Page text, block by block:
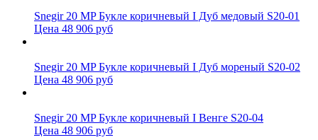
Snegir 20 MP Букле коричневый I Дуб медовый S20-01
Цена 48 906 руб
Snegir 20 MP Букле коричневый I Дуб мореный S20-02
Цена 48 906 руб
Snegir 20 MP Букле коричневый I Венге S20-04
Цена 48 906 руб